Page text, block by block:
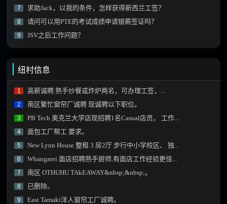
7 求助Jack，以我的条件，怎样获得新西兰工签？
8 请问可以用PTE的考试成绩申请银蕨签证吗？
9 JSV之后工作问题？
纽村信息
1 高薪诚聘 熟手炒餐或炸炉两名，可办理工签，...
2 南区繁忙窗帘厂诚聘 现诚聘以下职位。
3 PB Tech 奥克兰大学店现招聘1名Casual店员， 工作...
4 面包工厂帮工 要求。
5 New Lynn House 整租 3 房2厅 步行中小学校区、 独...
6 Whangarei 面店招聘熟手厨师,有面店工作经验更佳...
7 南区 OTHUHU TAkEAWAY&nbsp;&nbsp;。
8 已删除。
9 East Tamaki洋人窗帘工厂诚聘。